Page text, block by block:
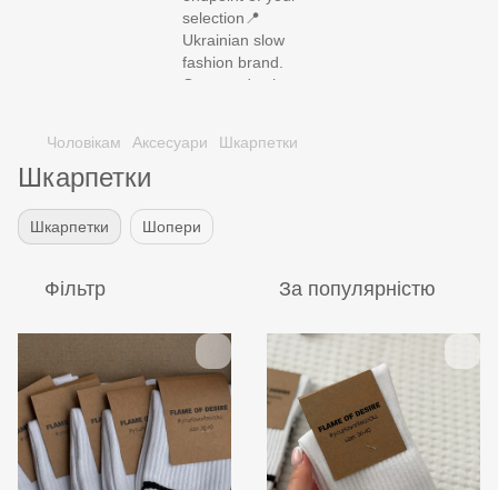
SUMMER SALE UP TO -60%
Чоловікам Аксесуари Шкарпетки
Шкарпетки
Шкарпетки Шопери
Фільтр За популярністю